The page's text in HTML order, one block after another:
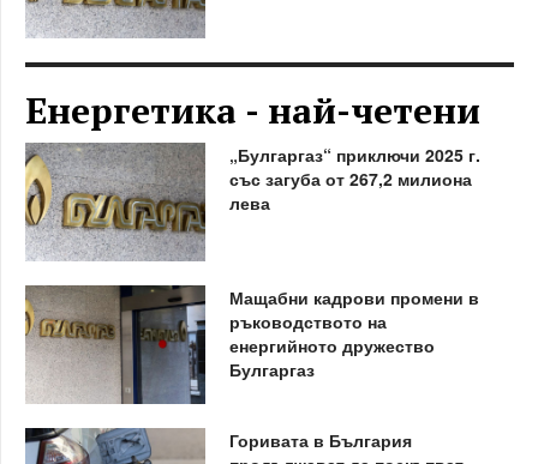
Енергетика - най-четени
„Булгаргаз“ приключи 2025 г.
със загуба от 267,2 милиона
лева
Мащабни кадрови промени в
ръководството на
енергийното дружество
Булгаргаз
Горивата в България